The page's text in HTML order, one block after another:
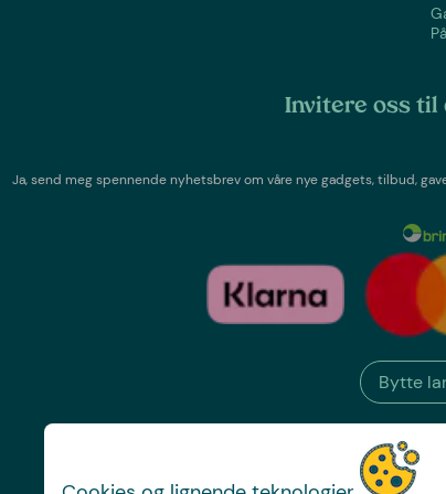
Invitere oss til
Ja, send meg spennende nyhetsbrev om våre nye gadgets, tilbud,
Bytte